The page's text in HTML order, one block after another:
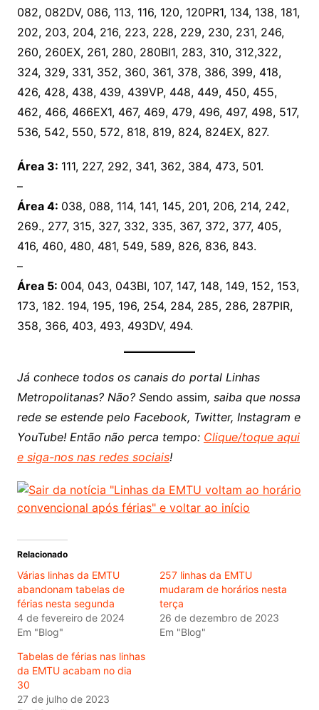
082, 082DV, 086, 113, 116, 120, 120PR1, 134, 138, 181,
202, 203, 204, 216, 223, 228, 229, 230, 231, 246,
260, 260EX, 261, 280, 280BI1, 283, 310, 312,322,
324, 329, 331, 352, 360, 361, 378, 386, 399, 418,
426, 428, 438, 439, 439VP, 448, 449, 450, 455,
462, 466, 466EX1, 467, 469, 479, 496, 497, 498, 517,
536, 542, 550, 572, 818, 819, 824, 824EX, 827.
Área 3: 111, 227, 292, 341, 362, 384, 473, 501.
–
Área 4: 038, 088, 114, 141, 145, 201, 206, 214, 242,
269., 277, 315, 327, 332, 335, 367, 372, 377, 405,
416, 460, 480, 481, 549, 589, 826, 836, 843.
–
Área 5: 004, 043, 043BI, 107, 147, 148, 149, 152, 153,
173, 182. 194, 195, 196, 254, 284, 285, 286, 287PIR,
358, 366, 403, 493, 493DV, 494.
Já conhece todos os canais do portal Linhas
Metropolitanas? Não? Sendo assim, saiba que nossa
rede se estende pelo Facebook, Twitter, Instagram e
YouTube! Então não perca tempo: Clique/toque aqui
e siga-nos nas redes sociais!
Relacionado
Várias linhas da EMTU
abandonam tabelas de
férias nesta segunda
4 de fevereiro de 2024
Em "Blog"
257 linhas da EMTU
mudaram de horários nesta
terça
26 de dezembro de 2023
Em "Blog"
Tabelas de férias nas linhas
da EMTU acabam no dia
30
27 de julho de 2023